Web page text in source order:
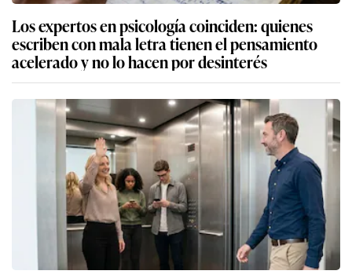
Los expertos en psicología coinciden: quienes
escriben con mala letra tienen el pensamiento
acelerado y no lo hacen por desinterés